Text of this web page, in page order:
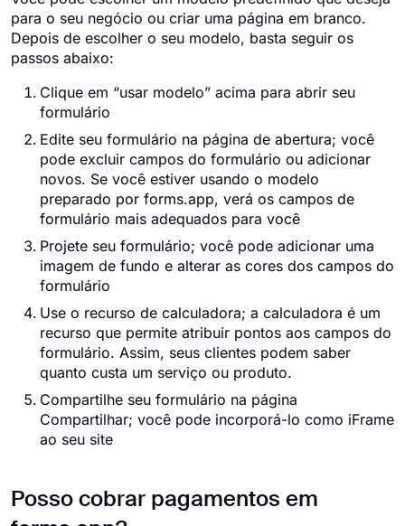
para o seu negócio ou criar uma página em branco.
Depois de escolher o seu modelo, basta seguir os
passos abaixo:
Clique em “usar modelo” acima para abrir seu
formulário
Edite seu formulário na página de abertura; você
pode excluir campos do formulário ou adicionar
novos. Se você estiver usando o modelo
preparado por forms.app, verá os campos de
formulário mais adequados para você
Projete seu formulário; você pode adicionar uma
imagem de fundo e alterar as cores dos campos do
formulário
Use o recurso de calculadora; a calculadora é um
recurso que permite atribuir pontos aos campos do
formulário. Assim, seus clientes podem saber
quanto custa um serviço ou produto.
Compartilhe seu formulário na página
Compartilhar; você pode incorporá-lo como iFrame
ao seu site
Posso cobrar pagamentos em